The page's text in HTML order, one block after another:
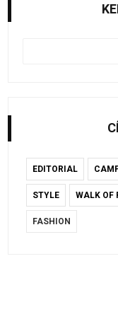
EDITORIAL
STYLE WALK OF
FASHION